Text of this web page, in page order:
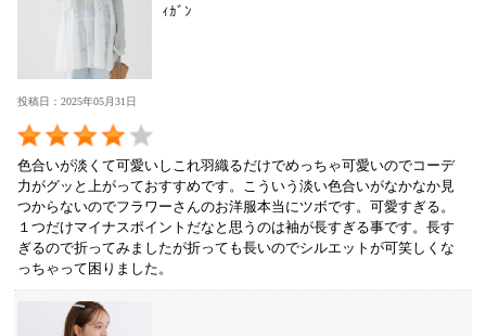
ｨｶﾞﾝ
投稿日：2025年05月31日
色合いが淡くて可愛いしこれ羽織るだけでめっちゃ可愛いのでコーデ
力がグッと上がっておすすめです。こういう淡い色合いがなかなか見
つからないのでフラワーさんのお洋服本当にツボです。可愛すぎる。
１つだけマイナスポイントだなと思うのは袖が長すぎる事です。長す
ぎるので折ってみましたが折っても長いのでシルエットが可笑しくな
っちゃって困りました。